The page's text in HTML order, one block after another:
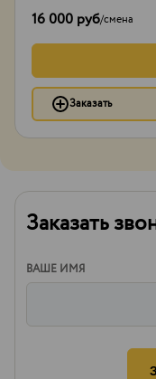
16 000 руб/смена
Заказать
Заказать
ВАШЕ ИМЯ